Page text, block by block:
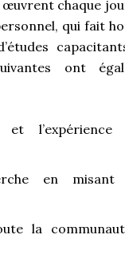
chaque
qui fait
ont
l’expérience
en misant
la